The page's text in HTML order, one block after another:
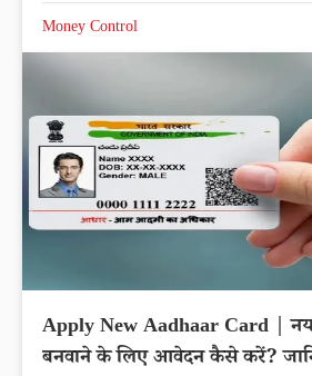
Money Control
Apply New Aadhaar Card |
बनवाने के लिए आवेदन कैसे करें?